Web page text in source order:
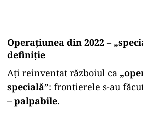
Operațiunea din 2022 –
definiție
Ați reinventat războiul ca
specială”: frontierele s-au
– palpabile.